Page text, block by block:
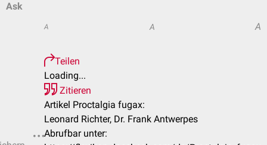
Ask
A A A
Teilen
Loading...
Zitieren
Artikel Proctalgia fugax:
Leonard Richter, Dr. Frank Antwerpes
Abrufbar unter: